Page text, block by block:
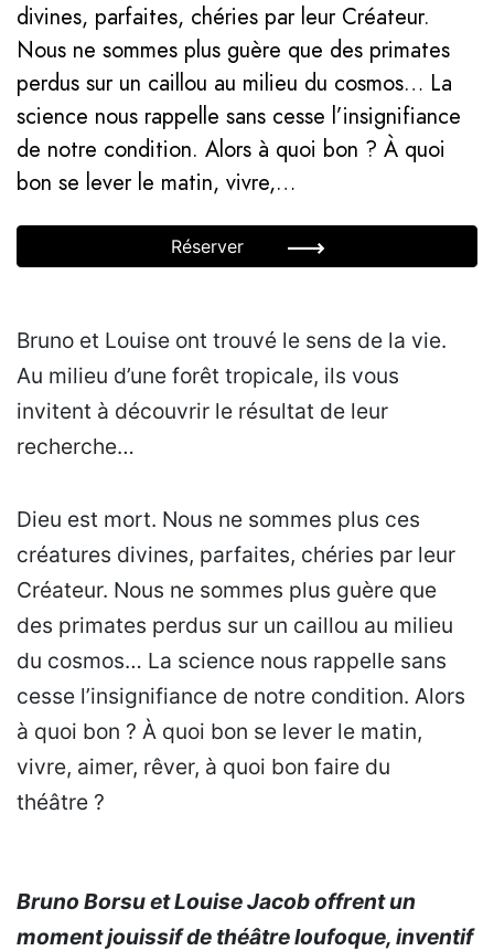
divines, parfaites, chéries par leur Créateur.
Nous ne sommes plus guère que des primates
perdus sur un caillou au milieu du cosmos… La
science nous rappelle sans cesse l’insignifiance
de notre condition. Alors à quoi bon ? À quoi
bon se lever le matin, vivre,…
Réserver
Bruno et Louise ont trouvé le sens de la vie.
Au milieu d’une forêt tropicale, ils vous
invitent à découvrir le résultat de leur
recherche…
Dieu est mort. Nous ne sommes plus ces
créatures divines, parfaites, chéries par leur
Créateur. Nous ne sommes plus guère que
des primates perdus sur un caillou au milieu
du cosmos… La science nous rappelle sans
cesse l’insignifiance de notre condition. Alors
à quoi bon ? À quoi bon se lever le matin,
vivre, aimer, rêver, à quoi bon faire du
théâtre ?
Bruno Borsu et Louise Jacob offrent un
moment jouissif de théâtre loufoque, inventif